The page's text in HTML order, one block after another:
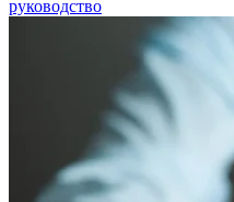
руководство